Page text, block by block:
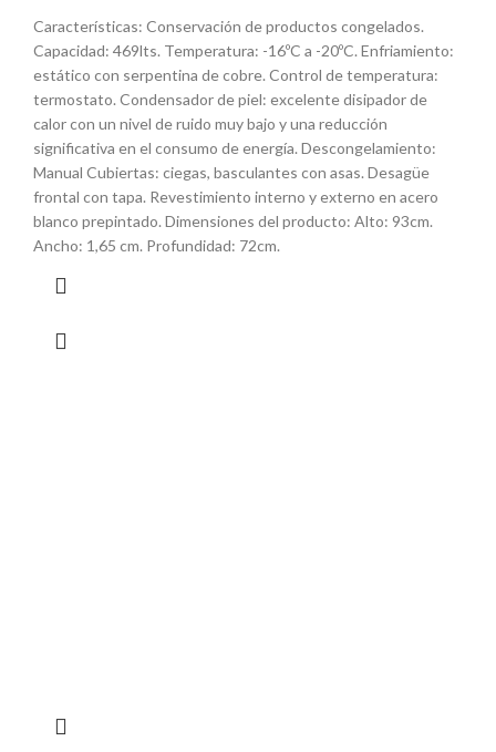
Características: Conservación de productos congelados.
Capacidad: 469lts. Temperatura: -16ºC a -20ºC. Enfriamiento:
estático con serpentina de cobre. Control de temperatura:
termostato. Condensador de piel: excelente disipador de
calor con un nivel de ruido muy bajo y una reducción
significativa en el consumo de energía. Descongelamiento:
Manual Cubiertas: ciegas, basculantes con asas. Desagüe
frontal con tapa. Revestimiento interno y externo en acero
blanco prepintado. Dimensiones del producto: Alto: 93cm.
Ancho: 1,65 cm. Profundidad: 72cm.